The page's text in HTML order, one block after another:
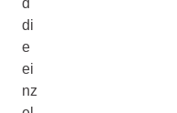
di
e
ei
nz